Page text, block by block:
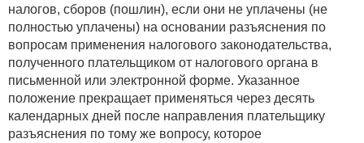
налогов, сборов (пошлин), если они не уплачены (не
полностью уплачены) на основании разъяснения по
вопросам применения налогового законодательства,
полученного плательщиком от налогового органа в
письменной или электронной форме. Указанное
положение прекращает применяться через десять
календарных дней после направления плательщику
разъяснения по тому же вопросу, которое